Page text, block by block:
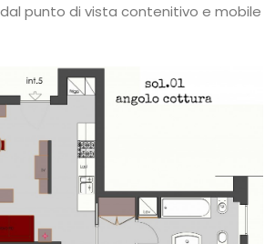
punto di vista contenitivo e mobile